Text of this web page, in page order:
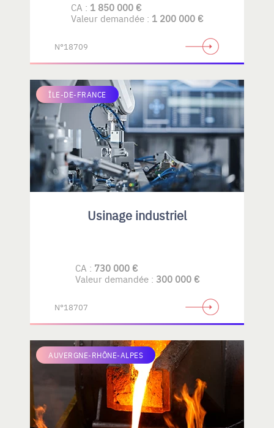
CA : 1 850 000 €
Valeur demandée : 1 200 000 €
N°18709
ÎLE-DE-FRANCE
Usinage industriel
CA : 730 000 €
Valeur demandée : 300 000 €
N°18707
AUVERGNE-RHÔNE-ALPES